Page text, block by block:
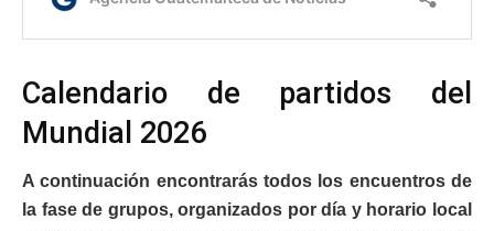
Calendario de partidos del
Mundial 2026
A continuación encontrarás todos los encuentros de
la fase de grupos, organizados por día y horario local